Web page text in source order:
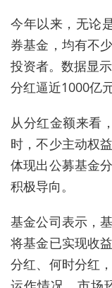
今年以来，无论
券基金，均有不
投资者。数据显
分红逼近1000亿元
从分红金额来看
时，不少主动权
体现出公募基金
积极导向。
基金公司表示，
将基金已实现收
分红、何时分红